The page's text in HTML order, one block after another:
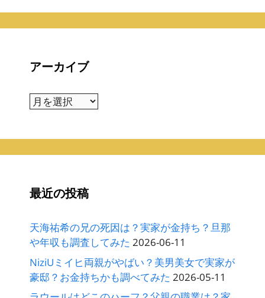
アーカイブ
ア
ブ
最近の投稿
天海祐希の兄の死因は？実家が金持ち？旦那
や年収も調査してみた 2026-06-11
NiziUミイヒ両親がやばい？美男美女で実家が
豪邸？お金持ちかも調べてみた 2026-05-11